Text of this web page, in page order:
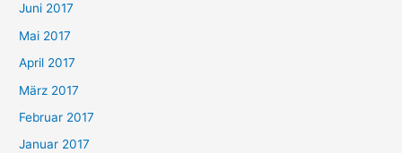
Juni 2017
Mai 2017
April 2017
März 2017
Februar 2017
Januar 2017